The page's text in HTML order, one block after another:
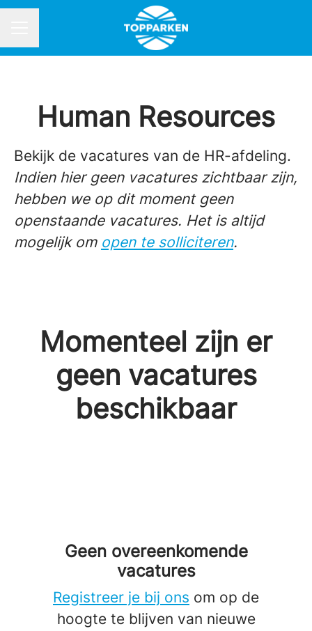
Human Resources
Bekijk de vacatures van de HR-afdeling.
Indien hier geen vacatures zichtbaar zijn,
hebben we op dit moment geen
openstaande vacatures. Het is altijd
mogelijk om open te solliciteren.
Momenteel zijn er
geen vacatures
beschikbaar
Geen overeenkomende
vacatures
Registreer je bij ons om op de
hoogte te blijven van nieuwe